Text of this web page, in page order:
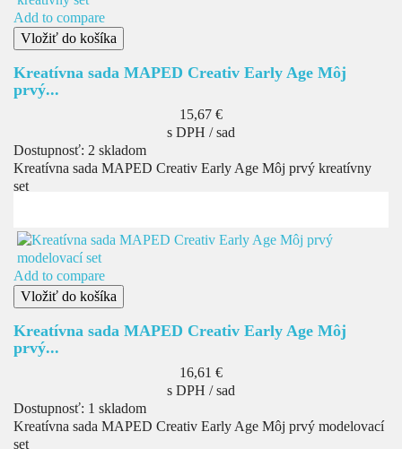
Add to compare
Vložiť do košíka
Kreatívna sada MAPED Creativ Early Age Môj
prvý...
Cena
15,67 €
s DPH / sad
Dostupnosť: 2 skladom
Kreatívna sada MAPED Creativ Early Age Môj prvý kreatívny
set
Add to compare
Vložiť do košíka
Kreatívna sada MAPED Creativ Early Age Môj
prvý...
Cena
16,61 €
s DPH / sad
Dostupnosť: 1 skladom
Kreatívna sada MAPED Creativ Early Age Môj prvý modelovací
set